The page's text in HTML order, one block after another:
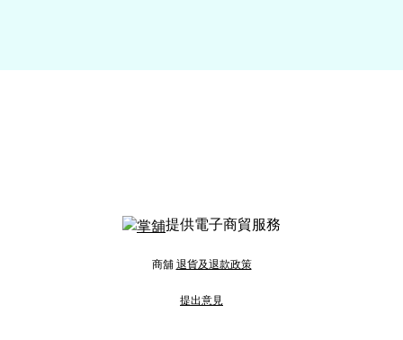
提供電子商貿服務
商舖 退貨及退款政策
提出意見